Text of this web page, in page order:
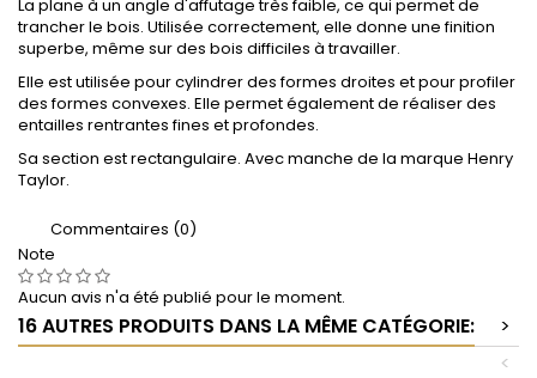
La plane à un angle d'affutage très faible, ce qui permet de
trancher le bois. Utilisée correctement, elle donne une finition
superbe, même sur des bois difficiles à travailler.
Elle est utilisée pour cylindrer des formes droites et pour profiler
des formes convexes. Elle permet également de réaliser des
entailles rentrantes fines et profondes.
Sa section est rectangulaire. Avec manche de la marque Henry
Taylor.
Commentaires (0)
Note
Aucun avis n'a été publié pour le moment.
16 AUTRES PRODUITS DANS LA MÊME CATÉGORIE:
>
<